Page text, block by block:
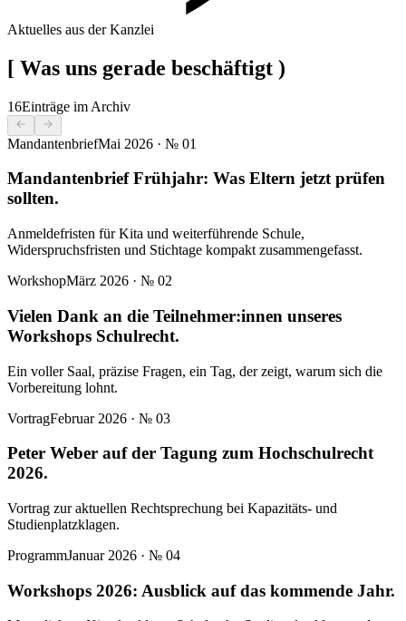
Aktuelles aus der Kanzlei
[ Was uns gerade beschäftigt )
16Einträge im Archiv
MandantenbriefMai 2026 · № 01
Mandantenbrief Frühjahr: Was Eltern jetzt prüfen
sollten.
Anmeldefristen für Kita und weiterführende Schule,
Widerspruchsfristen und Stichtage kompakt zusammengefasst.
WorkshopMärz 2026 · № 02
Vielen Dank an die Teilnehmer:innen unseres
Workshops Schulrecht.
Ein voller Saal, präzise Fragen, ein Tag, der zeigt, warum sich die
Vorbereitung lohnt.
VortragFebruar 2026 · № 03
Peter Weber auf der Tagung zum Hochschulrecht
2026.
Vortrag zur aktuellen Rechtsprechung bei Kapazitäts- und
Studienplatzklagen.
ProgrammJanuar 2026 · № 04
Workshops 2026: Ausblick auf das kommende Jahr.